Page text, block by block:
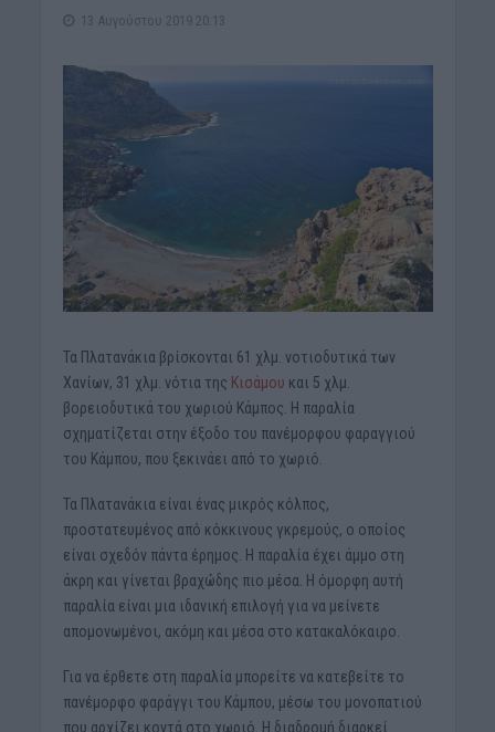
13 Αυγούστου 2019 20:13
Τα Πλατανάκια βρίσκονται 61 χλμ. νοτιοδυτικά των
Χανίων, 31 χλμ. νότια της Κισάμου και 5 χλμ.
βορειοδυτικά του χωριού Κάμπος. Η παραλία
σχηματίζεται στην έξοδο του πανέμορφου φαραγγιού
του Κάμπου, που ξεκινάει από το χωριό.
Τα Πλατανάκια είναι ένας μικρός κόλπος,
προστατευμένος από κόκκινους γκρεμούς, ο οποίος
είναι σχεδόν πάντα έρημος. Η παραλία έχει άμμο στη
άκρη και γίνεται βραχώδης πιο μέσα. Η όμορφη αυτή
παραλία είναι μια ιδανική επιλογή για να μείνετε
απομονωμένοι, ακόμη και μέσα στο κατακαλόκαιρο.
Για να έρθετε στη παραλία μπορείτε να κατεβείτε το
πανέμορφο φαράγγι του Κάμπου, μέσω του μονοπατιού
που αρχίζει κοντά στο χωριό. Η διαδρομή διαρκεί